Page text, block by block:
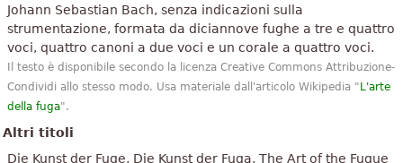
Edition for Strings according to
the autograph and the first
printed edition.
$19.95
Cello, Double bass, Viola, Choral,
Vocal
Baerenreiter
Edition for Strings according to
the autograph and the first
printed edition.
Viola, Choral, Vocal
Baerenreiter
Johann Sebastian Bach, senza indicazioni sulla
strumentazione, formata da diciannove fughe a tre e quattro
voci, quattro canoni a due voci e un corale a quattro voci.
Il testo è disponibile secondo la licenza Creative Commons Attribuzione-
Condividi allo stesso modo. Usa materiale dall'articolo Wikipedia "L'arte
della fuga".
Altri titoli
Die Kunst der Fuge, Die Kunst der Fuga, The Art of the Fugue